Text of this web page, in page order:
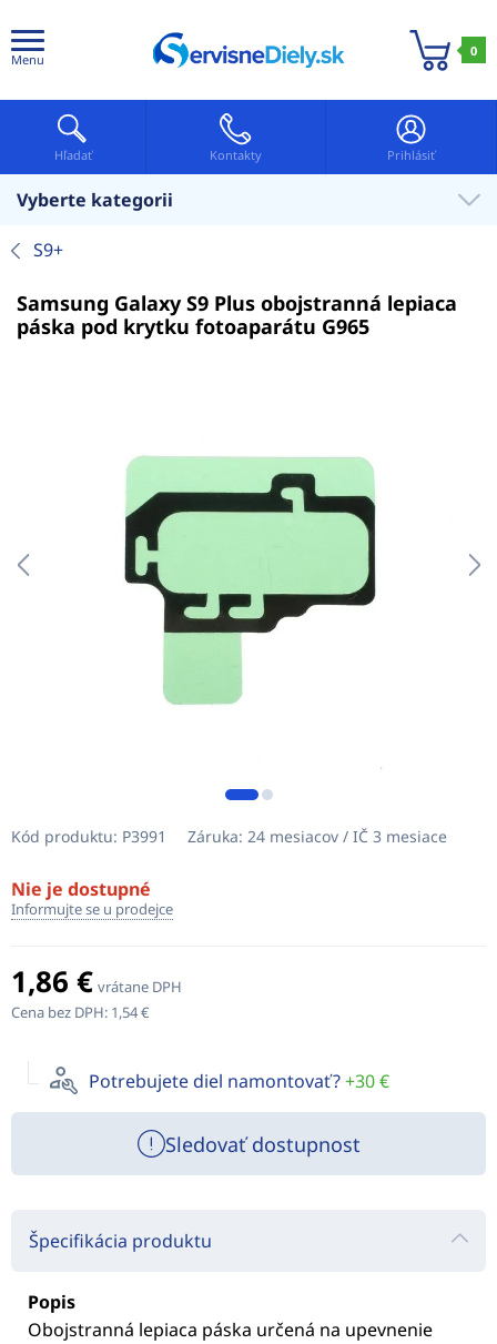
Menu
0
Hľadať Kontakty Prihlásiť
Vyberte kategorii
S9+
Samsung Galaxy S9 Plus obojstranná lepiaca
páska pod krytku fotoaparátu G965
Kód produktu: P3991 Záruka: 24 mesiacov / IČ 3 mesiace
Nie je dostupné
Informujte se u prodejce
1,86 € vrátane DPH
Cena bez DPH: 1,54 €
Potrebujete diel namontovať?+30 €
Sledovať dostupnost
Špecifikácia produktu
Popis
Obojstranná lepiaca páska určená na upevnenie